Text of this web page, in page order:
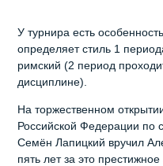
У турнира есть
определяет стиль 1
римский (2 период
дисциплине).
На торжественном
Российской Федерации по
Семён Лапицкий вручил
пять лет за это